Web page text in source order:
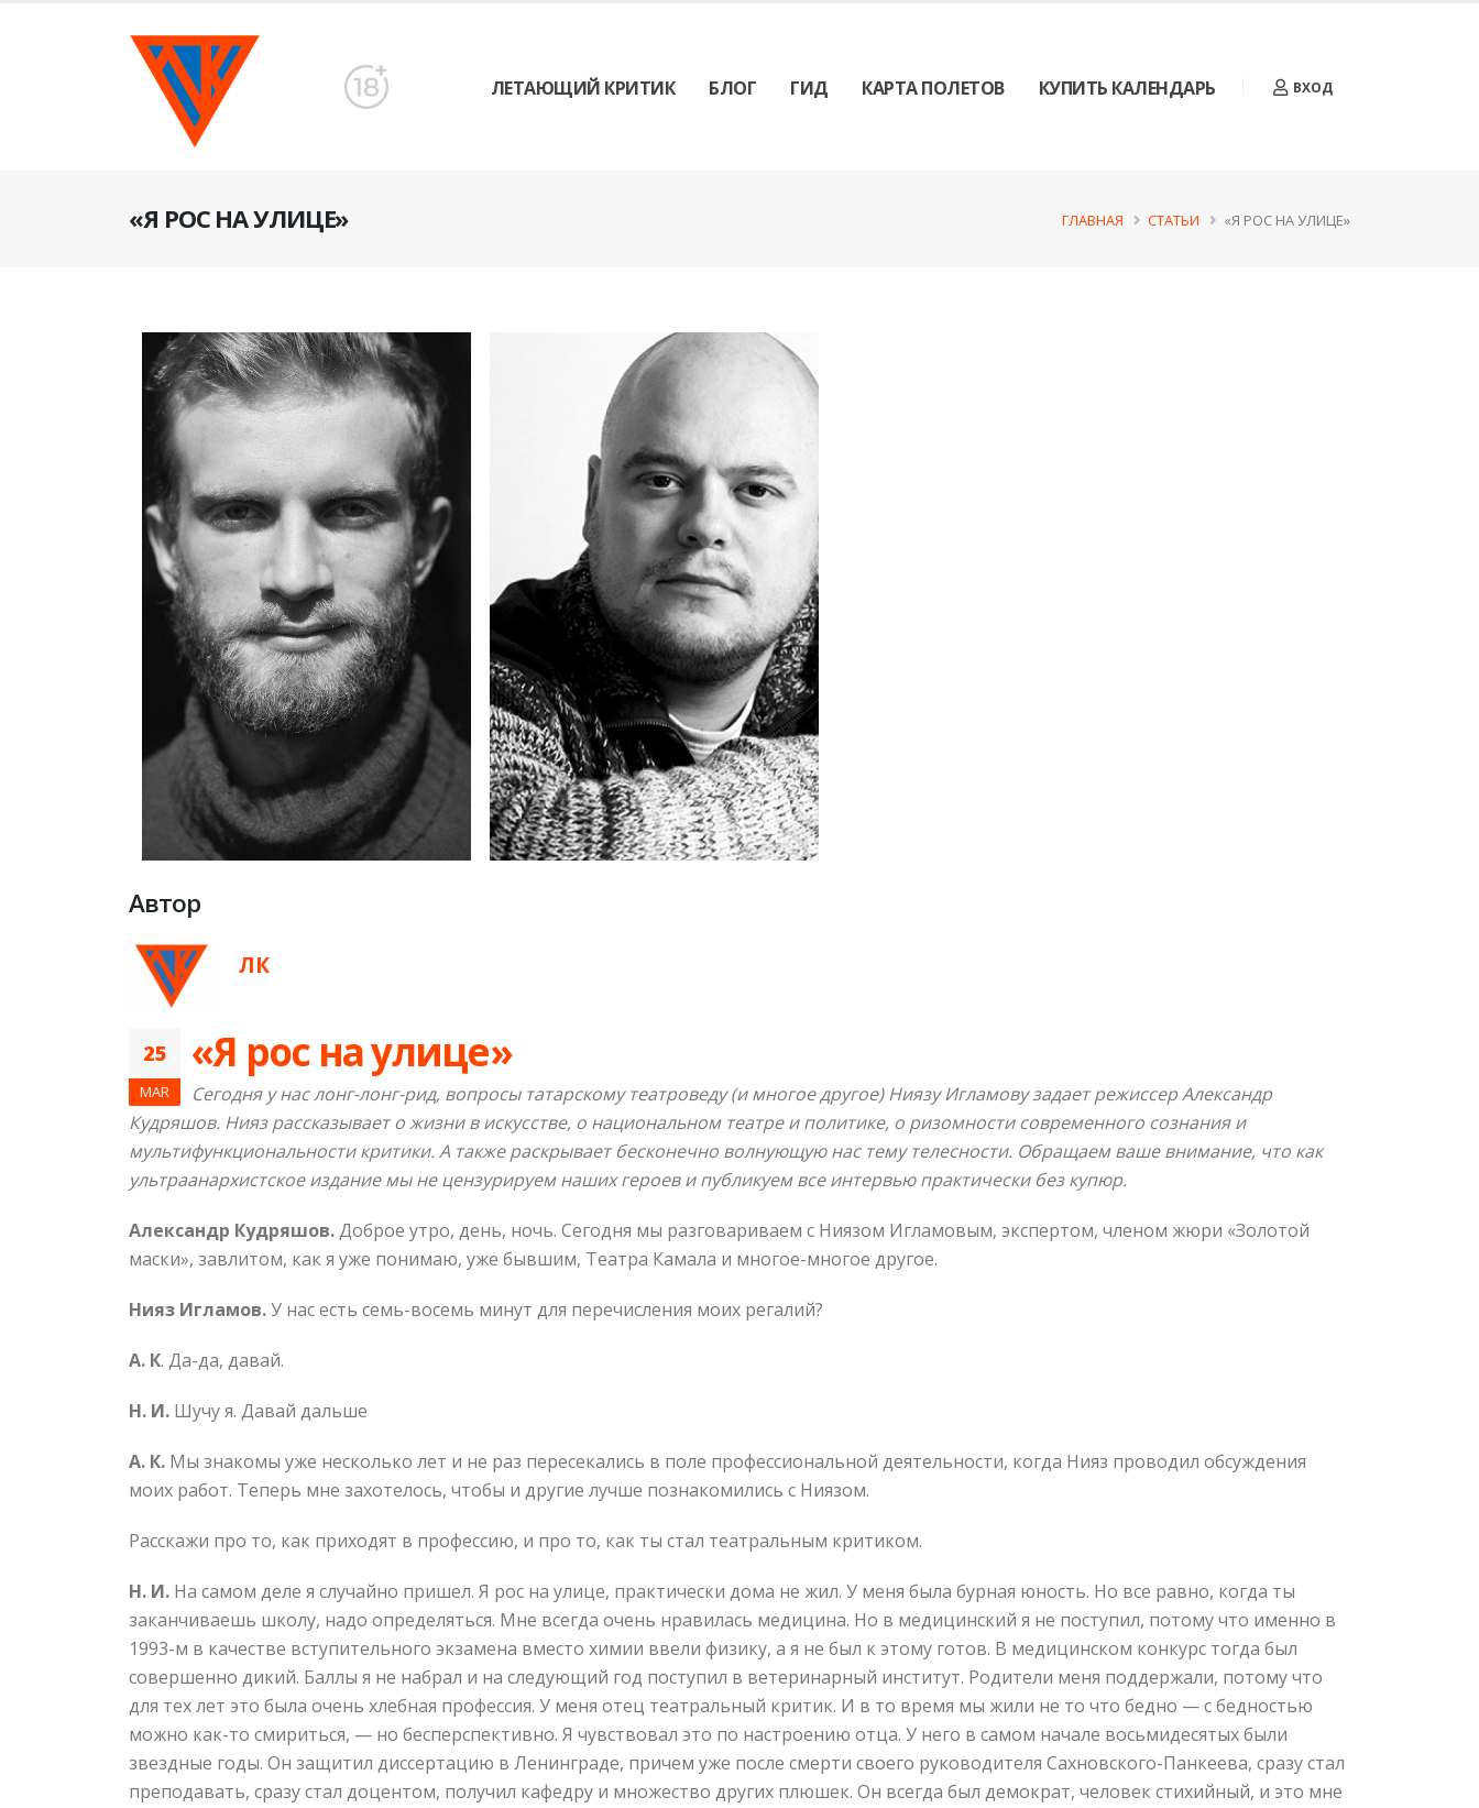
ЛЕТАЮЩИЙ КРИТИК БЛОГ ГИД КАРТА ПОЛЕТОВ КУПИТЬ КАЛЕНДАРЬ ВХОД
«Я РОС НА УЛИЦЕ» ГЛАВНАЯ СТАТЬИ «Я РОС НА УЛИЦЕ»
Автор
ЛК
25
MAR
«Я рос на улице»
Сегодня у нас лонг-лонг-рид, вопросы татарскому театроведу (и многое другое) Ниязу Игламову задает режиссер Александр
Кудряшов. Нияз рассказывает о жизни в искусстве, о национальном театре и политике, о ризомности современного сознания и
мультифункциональности критики. А также раскрывает бесконечно волнующую нас тему телесности. Обращаем ваше внимание, что как
ультраанархистское издание мы не цензурируем наших героев и публикуем все интервью практически без купюр.
Александр Кудряшов.Доброе утро, день, ночь. Сегодня мы разговариваем с Ниязом Игламовым, экспертом, членом жюри «Золотой
маски», завлитом, как я уже понимаю, уже бывшим, Театра Камала и многое-многое другое.
Нияз Игламов.У нас есть семь-восемь минут для перечисления моих регалий?
А. К. Да-да, давай.
Н. И. Шучу я. Давай дальше
А. К. Мы знакомы уже несколько лет и не раз пересекались в поле профессиональной деятельности, когда Нияз проводил обсуждения
моих работ. Теперь мне захотелось, чтобы и другие лучше познакомились с Ниязом.
Расскажи про то, как приходят в профессию, и про то, как ты стал театральным критиком.
Н. И. На самом деле я случайно пришел. Я рос на улице, практически дома не жил. У меня была бурная юность. Но все равно, когда ты
заканчиваешь школу, надо определяться. Мне всегда очень нравилась медицина. Но в медицинский я не поступил, потому что именно в
1993-м в качестве вступительного экзамена вместо химии ввели физику, а я не был к этому готов. В медицинском конкурс тогда был
совершенно дикий. Баллы я не набрал и на следующий год поступил в ветеринарный институт. Родители меня поддержали, потому что
для тех лет это была очень хлебная профессия. У меня отец театральный критик. И в то время мы жили не то что бедно — с бедностью
можно как-то смириться, — но бесперспективно. Я чувствовал это по настроению отца. У него в самом начале восьмидесятых были
звездные годы. Он защитил диссертацию в Ленинграде, причем уже после смерти своего руководителя Сахновского-Панкеева, сразу стал
преподавать, сразу стал доцентом, получил кафедру и множество других плюшек. Он всегда был демократ, человек стихийный, и это мне